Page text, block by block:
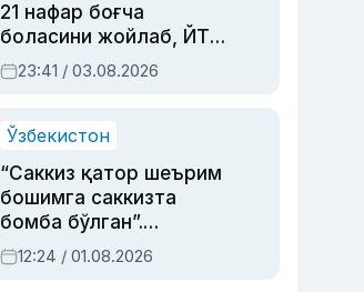
21 нафар боғча
боласини жойлаб, ЙТҲ
содир этган аёлга суд
ҳукми ўқилди
23:41 / 03.08.2026
Ўзбекистон
“Саккиз қатор шеърим
бошимга саккизта
бомба бўлган”.
Абдулла Ориповни
сиёсий айбловлардан
12:24 / 01.08.2026